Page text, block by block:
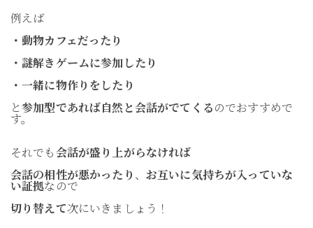
例えば
・動物カフェだったり
・謎解きゲームに参加したり
・一緒に物作りをしたり
と参加型であれば自然と会話がでてくるのでおすすめで
す。
それでも会話が盛り上がらなければ
会話の相性が悪かったり 、 お互いに気持ちが入っていな
い証拠なので
切り替えて次にいきましょう！